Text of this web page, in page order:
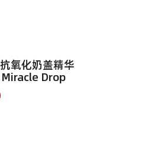
氧化奶盖精华
Miracle Drop